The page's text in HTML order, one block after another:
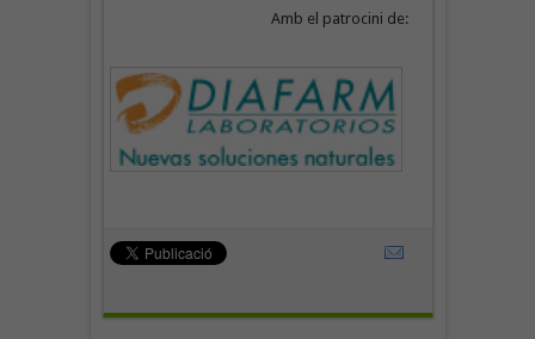
Amb el patrocini de: